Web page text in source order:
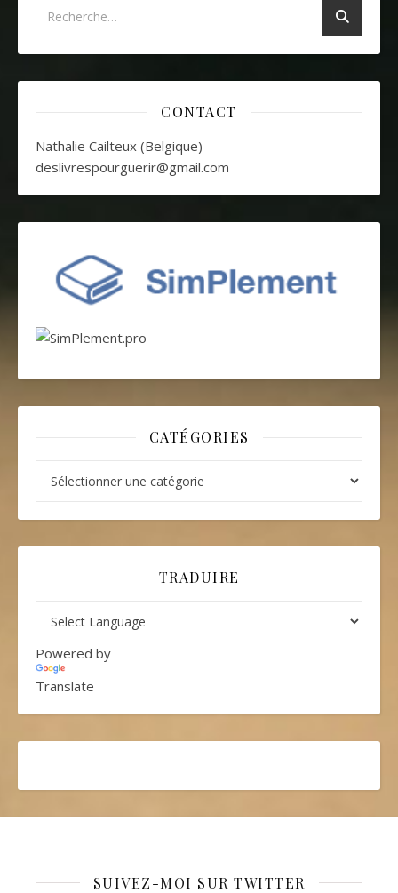
CONTACT
Nathalie Cailteux (Belgique)
deslivrespourguerir@gmail.com
CATÉGORIES
TRADUIRE
Powered by
Translate
SUIVEZ-MOI SUR TWITTER